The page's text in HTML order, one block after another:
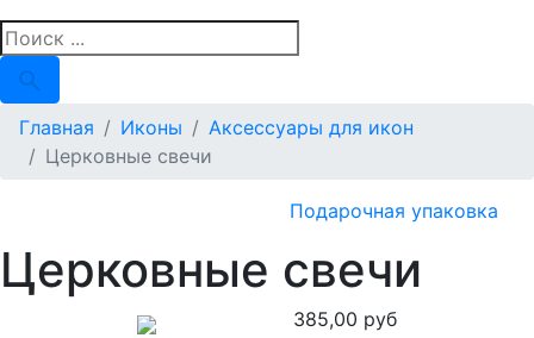
Главная Иконы
Аксессуары для икон
Церковные свечи
Подарочная упаковка
Церковные свечи
385,00 руб